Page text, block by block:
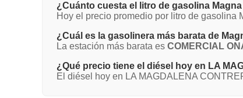
¿Cuánto cuesta el litro de gasolina
Hoy el precio promedio por litro de gasolina
¿Cuál es la gasolinera más barata de
La estación más barata es COMERCIAL
¿Qué precio tiene el diésel hoy en LA
El diésel hoy en LA MAGDALENA